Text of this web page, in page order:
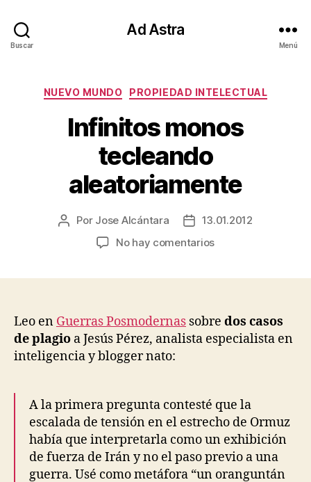
Buscar
Ad Astra
Menú
Categorías
NUEVO MUNDO PROPIEDAD INTELECTUAL
Infinitos monos
tecleando
aleatoriamente
Autor
Por Jose Alcántara
Fecha13.01.2012
No hay comentariosen
Leo en Guerras Posmodernas sobre dos casos
de plagio a Jesús Pérez, analista especialista en
inteligencia y blogger nato:
A la primera pregunta contesté que la
escalada de tensión en el estrecho de Ormuz
había que interpretarla como un exhibición
de fuerza de Irán y no el paso previo a una
guerra. Usé como metáfora “un oranguntán